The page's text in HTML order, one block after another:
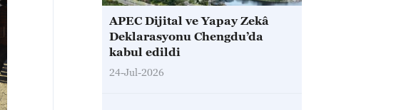
APEC Dijital ve Yapay Zekâ
Deklarasyonu Chengdu’da
kabul edildi
24-Jul-2026